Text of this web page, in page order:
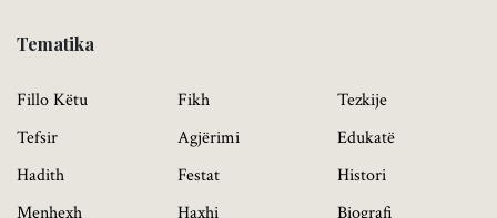
Tematika
Fillo Këtu
Tefsir
Hadith
Fikh
Agjërimi
Festat
Tezkije
Edukatë
Histori